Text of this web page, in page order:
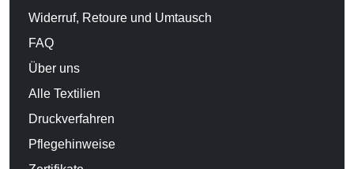
Widerruf, Retoure und Umtausch
FAQ
Über uns
Alle Textilien
Druckverfahren
Pflegehinweise